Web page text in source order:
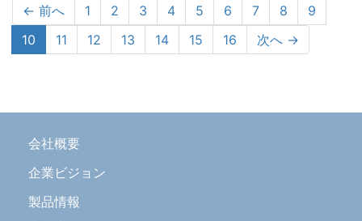
← 前へ 1 2 3 4 5 6 7 8
9
10 （こ
の
ジ）
11 12 13 14 15 16 次へ →
会社概要
企業ビジョン
製品情報